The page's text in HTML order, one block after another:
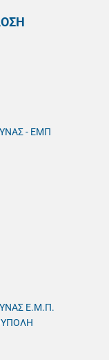
- ΕΜΠ
Ε.Μ.Π.